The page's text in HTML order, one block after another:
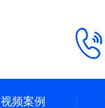
视频案例